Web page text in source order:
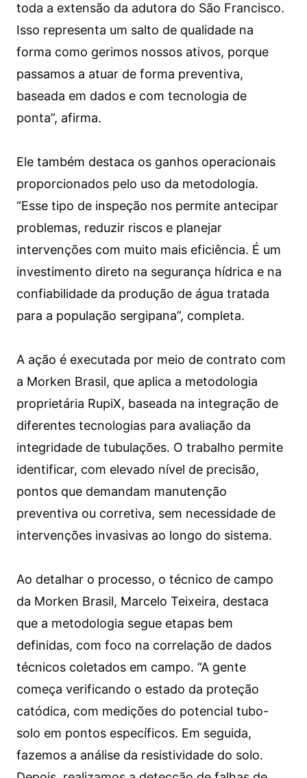
toda a extensão da adutora do São Francisco.
Isso representa um salto de qualidade na
forma como gerimos nossos ativos, porque
passamos a atuar de forma preventiva,
baseada em dados e com tecnologia de
ponta”, afirma.
Ele também destaca os ganhos operacionais
proporcionados pelo uso da metodologia.
“Esse tipo de inspeção nos permite antecipar
problemas, reduzir riscos e planejar
intervenções com muito mais eficiência. É um
investimento direto na segurança hídrica e na
confiabilidade da produção de água tratada
para a população sergipana”, completa.
A ação é executada por meio de contrato com
a Morken Brasil, que aplica a metodologia
proprietária RupiX, baseada na integração de
diferentes tecnologias para avaliação da
integridade de tubulações. O trabalho permite
identificar, com elevado nível de precisão,
pontos que demandam manutenção
preventiva ou corretiva, sem necessidade de
intervenções invasivas ao longo do sistema.
Ao detalhar o processo, o técnico de campo
da Morken Brasil, Marcelo Teixeira, destaca
que a metodologia segue etapas bem
definidas, com foco na correlação de dados
técnicos coletados em campo. “A gente
começa verificando o estado da proteção
catódica, com medições do potencial tubo-
solo em pontos específicos. Em seguida,
fazemos a análise da resistividade do solo.